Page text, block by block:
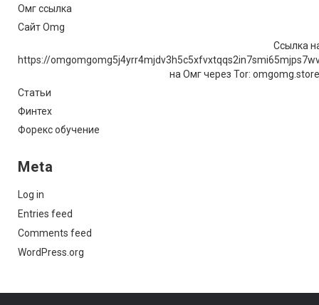
Омг ссылка
Сайт Omg
Ссылка
https://
на Омг через Tor:
Статьи
Финтех
Форекс обучение
Meta
Log in
Entries feed
Comments feed
WordPress.org